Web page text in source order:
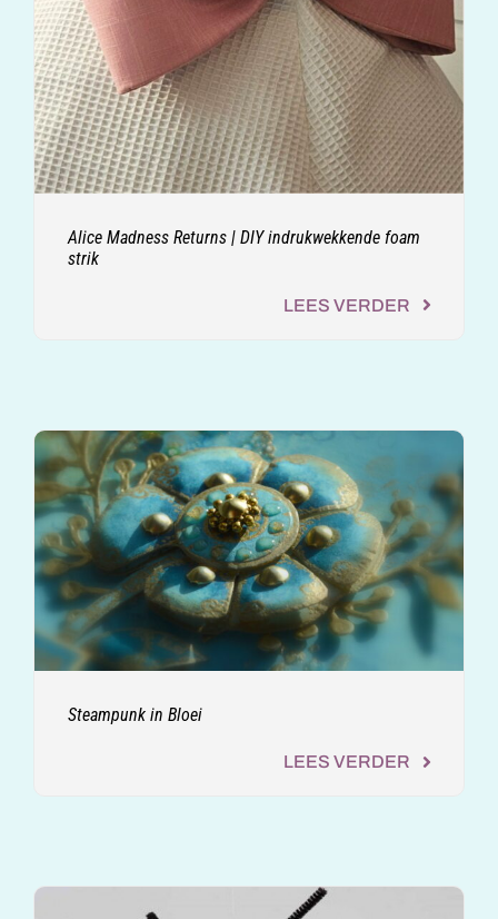
Alice Madness Returns | DIY indrukwekkende foam
strik
LEES VERDER
Steampunk in Bloei
LEES VERDER